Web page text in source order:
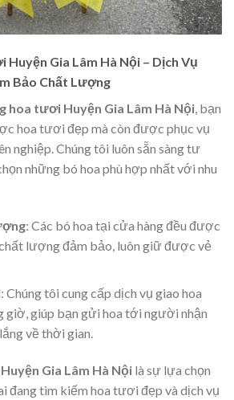
Huyện Gia Lâm Hà Nội – Dịch Vụ
Bảo Chất Lượng
hoa tươi Huyện Gia Lâm Hà Nội, bạn
hoa tươi đẹp mà còn được phục vụ
nghiệp. Chúng tôi luôn sẵn sàng tư
những bó hoa phù hợp nhất với nhu
: Các bó hoa tại cửa hàng đều được
lượng đảm bảo, luôn giữ được vẻ
: Chúng tôi cung cấp dịch vụ giao hoa
giờ, giúp bạn gửi hoa tới người nhận
về thời gian.
Gia Lâm Hà Nội là sự lựa chọn
đang tìm kiếm hoa tươi đẹp và dịch vụ